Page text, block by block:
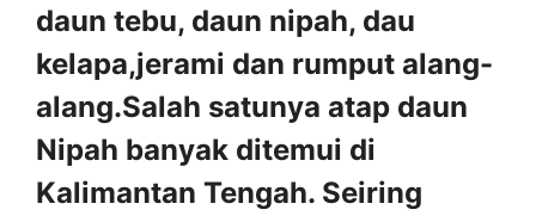
daun tebu, daun nipah, dau
kelapa,jerami dan rumput alang-
alang.Salah satunya atap daun
Nipah banyak ditemui di
Kalimantan Tengah. Seiring